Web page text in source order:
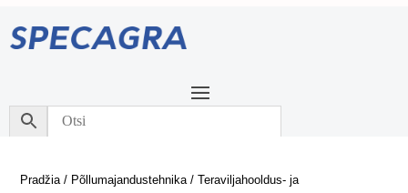
Pradžia/ Põllumajandustehnika/Teraviljahooldus- ja